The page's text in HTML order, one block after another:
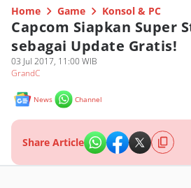
Home Game Konsol & PC
Capcom Siapkan Super
sebagai Update Gratis!
03 Jul 2017, 11:00 WIB
GrandC
News Channel
Share Article